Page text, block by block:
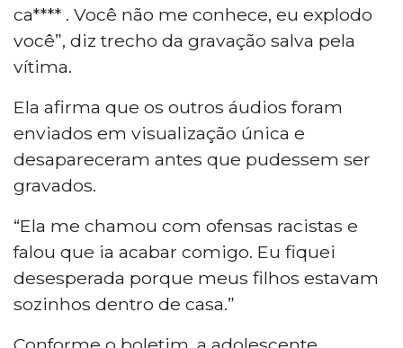
ca**** . Você não me conhece, eu explodo
você”, diz trecho da gravação salva pela
vítima.
Ela afirma que os outros áudios foram
enviados em visualização única e
desapareceram antes que pudessem ser
gravados.
“Ela me chamou com ofensas racistas e
falou que ia acabar comigo. Eu fiquei
desesperada porque meus filhos estavam
sozinhos dentro de casa.”